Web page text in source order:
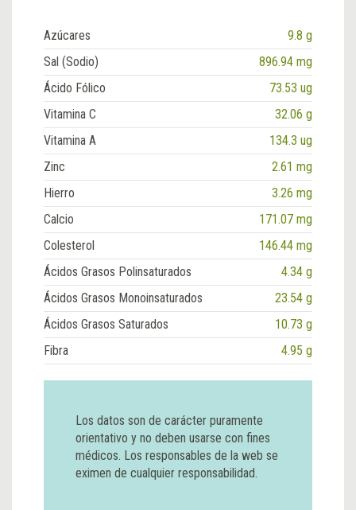
Azúcares
9.8 g
Sal (Sodio)
896.94 mg
Ácido Fólico
73.53 ug
Vitamina C
32.06 g
Vitamina A
134.3 ug
Zinc
2.61 mg
Hierro
3.26 mg
Calcio
171.07 mg
Colesterol
146.44 mg
Ácidos Grasos Polinsaturados
4.34 g
Ácidos Grasos Monoinsaturados
23.54 g
Ácidos Grasos Saturados
10.73 g
Fibra
4.95 g
Los datos son de carácter puramente
orientativo y no deben usarse con fines
médicos. Los responsables de la web se
eximen de cualquier responsabilidad.